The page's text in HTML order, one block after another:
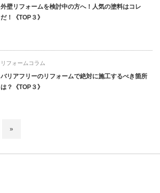
外壁リフォームを検討中の方へ！人気の塗料はコレ
だ！《TOP３》
リフォームコラム
バリアフリーのリフォームで絶対に施工するべき箇所
は？《TOP３》
»